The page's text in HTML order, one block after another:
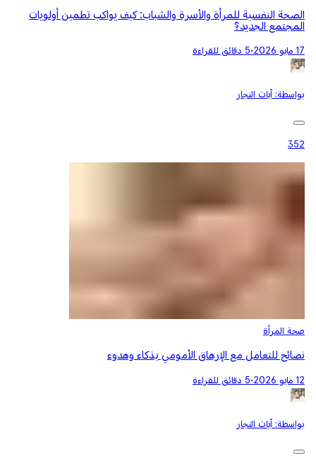
الصحة النفسية للمرأة والأسرة والشباب: كيف يواكب تطمين أولويات
المجتمع الجديد؟
17 مايو 2026 •5 دقائق للقراءة
بواسطة: آيات النجار
352
صحة المرأة
نصائح للتعامل مع الإرهاق الأمومي بذكاء وهدوء
12 مايو 2026 •5 دقائق للقراءة
بواسطة: آيات النجار